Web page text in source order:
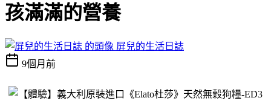
孩滿滿的營養
屏兒的生活日誌
9個月前